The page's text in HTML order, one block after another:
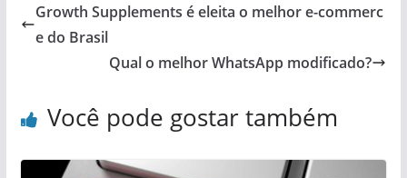
Growth Supplements é eleita o melhor e-commerc
e do Brasil
Qual o melhor WhatsApp modificado?
Você pode gostar também